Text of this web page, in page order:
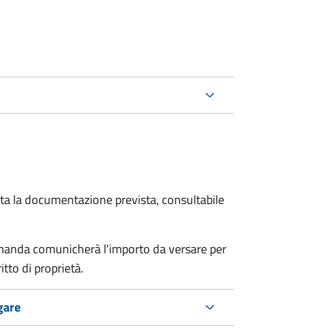
la documentazione prevista, consultabile
comunicherà l'importo da versare per
di proprietà.